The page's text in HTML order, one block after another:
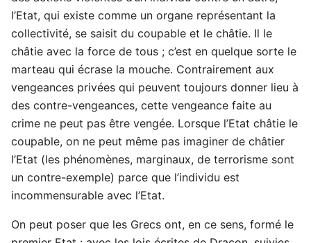
l’Etat, qui existe comme un organe représentant la
collectivité, se saisit du coupable et le châtie. Il le
châtie avec la force de tous ; c’est en quelque sorte le
marteau qui écrase la mouche. Contrairement aux
vengeances privées qui peuvent toujours donner lieu à
des contre-vengeances, cette vengeance faite au
crime ne peut pas être vengée. Lorsque l’Etat châtie le
coupable, on ne peut même pas imaginer de châtier
l’Etat (les phénomènes, marginaux, de terrorisme sont
un contre-exemple) parce que l’individu est
incommensurable avec l’Etat.
On peut poser que les Grecs ont, en ce sens, formé le